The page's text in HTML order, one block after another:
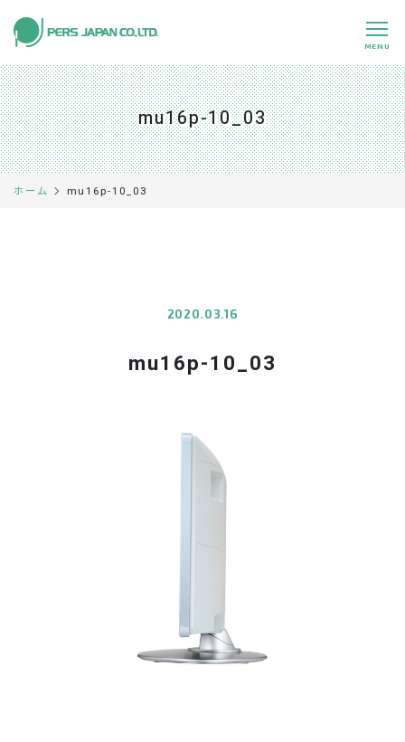
MENU
私たちの特長 About Us
事業内容 Business
0120-891-224 平日 9:00～17:45
mu16p-10_03
ホーム mu16p-10_03
2020.03.16
mu16p-10_03